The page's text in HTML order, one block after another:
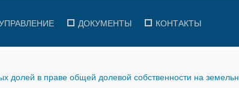
ДОКУМЕНТЫ КОНТАКТЫ
в праве общей долевой собственности на